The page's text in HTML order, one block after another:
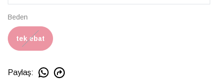
Beden
tek ebat
Paylaş: